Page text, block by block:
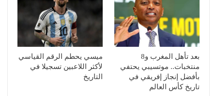
بعد تأهل المغرب و8
منتخبات.. موتسيبي يحتفي
بأفضل إنجاز إفريقي في
تاريخ كأس العالم
ميسي يحطم الرقم القياسي
لأكثر اللاعبين تسجيلا في
التاريخ